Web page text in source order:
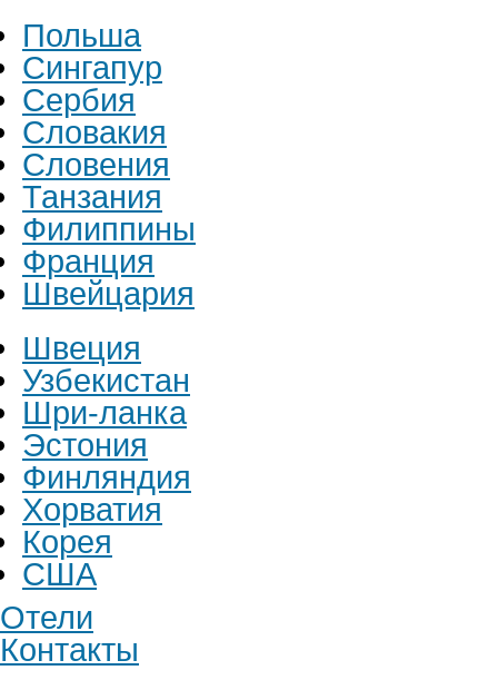
Польша
Сингапур
Сербия
Словакия
Словения
Танзания
Филиппины
Франция
Швейцария
Швеция
Узбекистан
Шри-ланка
Эстония
Финляндия
Хорватия
Корея
США
Отели
Контакты